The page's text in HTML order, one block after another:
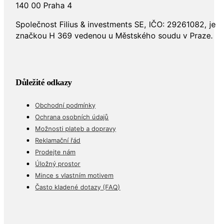
140 00 Praha 4
Společnost Filius & investments SE, IČO: 29261082,
značkou H 369 vedenou u Městského soudu v Praze.
Důležité odkazy
Obchodní podmínky
Ochrana osobních údajů
Možnosti plateb a dopravy
Reklamační řád
Prodejte nám
Úložný prostor
Mince s vlastním motivem
Často kladené dotazy (FAQ)